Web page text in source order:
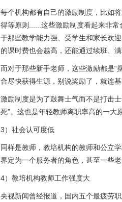
每个机构都有自己的激励制度，比如
得等原则......这些激励制度看起来非
于那些教学能力强、受学生和家长欢
的课时费也会越高，还能通过续班、
而对于那些新手老师，这些激励都是“
合尽快获得生源，别说奖励了，就连
激励制度是为了鼓舞士气而不是打击
死”。这也是年轻教师离职率高的一大原
3）社会认可度低
同样是教师，教培机构的教师和公立
界定为一个服务者的角色，甚至一些
4）教培机构教师工作强度大
央视新闻曾经报道，国内五个最疲劳